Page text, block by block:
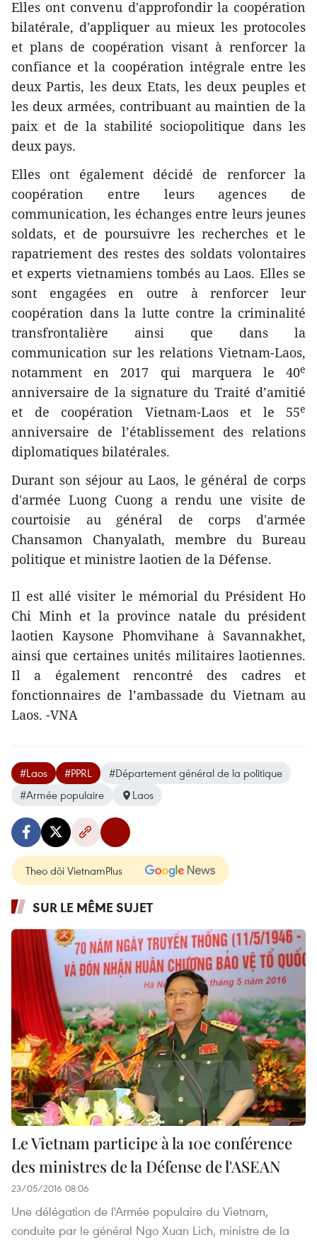
Elles ont convenu d'approfondir la coopération
bilatérale, d'appliquer au mieux les protocoles
et plans de coopération visant à renforcer la
confiance et la coopération intégrale entre les
deux Partis, les deux Etats, les deux peuples et
les deux armées, contribuant au maintien de la
paix et de la stabilité sociopolitique dans les
deux pays.
Elles ont également décidé de renforcer la
coopération entre leurs agences de
communication, les échanges entre leurs jeunes
soldats, et ​de poursuivre les recherches et le
rapatriement des restes des soldats volontaires
et experts vietnamiens tombés au Laos. Elles se
sont engagées en outre à renforcer leur
coopération dans la lutte contre la criminalité
transfrontalière ainsi que dans la
communication sur les relations Vietnam-Laos,
notamment en 2017 qui marquera le 40e
anniversaire de la signature du Traité d’amitié
et de coopération Vietnam-Laos et le 55e
anniversaire de l’établissement des relations
diplomatiques bilatérales.
Durant son séjour au Laos, le général de corps
d'armée Luong Cuong a rendu une visite de
courtoisie au général de corps d'armée
Chansamon Chanyalath, membre du Bureau
politique et ministre laotien de la Défense.
Il est allé visiter le mémorial du Président Ho
Chi Minh et la province natale du président
laotien Kaysone Phomvihane à Savannakhet,
ainsi que certaines unités militaires laotiennes.
Il a également rencontré des cadres et
fonctionnaires de l’ambassade du Vietnam au
Laos. -VNA
#Laos #PPRL
#Département général de la politique
#Armée populaire
Laos
Theo dõi VietnamPlus
SUR LE MÊME SUJET
Le Vietnam participe à la 10e conférence
des ministres de la Défense de l'ASEAN
23/05/2016 08:06
Une délégation de l'Armée populaire du Vietnam,
conduite par le général Ngo Xuan Lich, ministre de la